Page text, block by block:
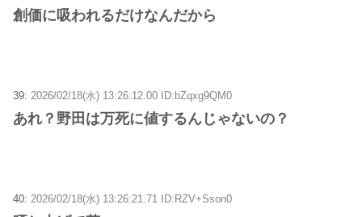
創価に吸われるだけなんだから
39: 2026/02/18(水) 13:26:12.00 ID:bZqxg9QM0
あれ？野田は万死に値するんじゃないの？
40: 2026/02/18(水) 13:26:21.71 ID:RZV+Sson0